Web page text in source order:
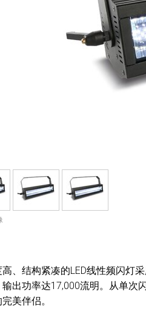
、结构紧凑的LED线性频闪灯
出功率达17,000流明。从单次
美伴侣。